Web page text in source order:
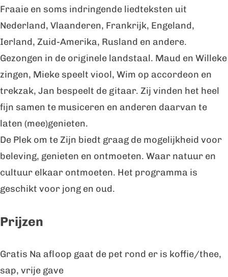
t
u
i
n
c
o
n
c
e
r
t
Z
o
r
-
t
u
i
n
c
o
n
c
e
r
e
v
Fraaie en soms indringende liedteksten uit
Nederland, Vlaanderen, Frankrijk, Engeland,
Ierland, Zuid-Amerika, Rusland en andere.
Gezongen in de originele landstaal. Maud en Willeke
zingen, Mieke speelt viool, Wim op accordeon en
trekzak, Jan bespeelt de gitaar. Zij vinden het heel
fijn samen te musiceren en anderen daarvan te
laten (mee)genieten.
De Plek om te Zijn biedt graag de mogelijkheid voor
beleving, genieten en ontmoeten. Waar natuur en
cultuur elkaar ontmoeten. Het programma is
geschikt voor jong en oud.
Prijzen
Gratis Na afloop gaat de pet rond er is koffie/thee,
sap, vrije gave